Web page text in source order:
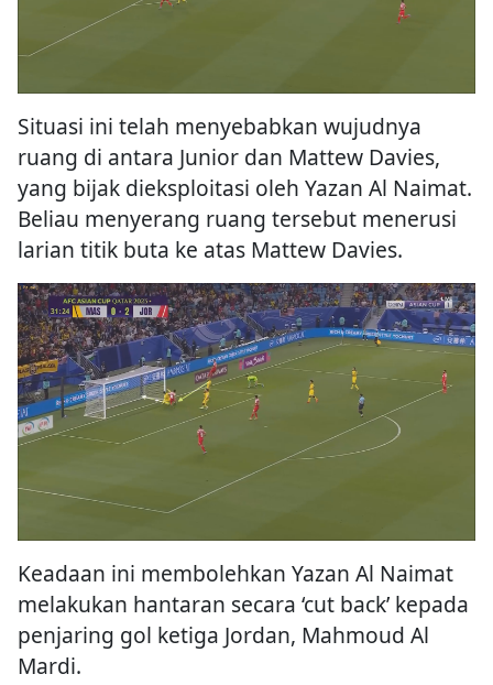
Situasi ini telah menyebabkan wujudnya
ruang di antara Junior dan Mattew Davies,
yang bijak dieksploitasi oleh Yazan Al Naimat.
Beliau menyerang ruang tersebut menerusi
larian titik buta ke atas Mattew Davies.
Keadaan ini membolehkan Yazan Al Naimat
melakukan hantaran secara ‘cut back’ kepada
penjaring gol ketiga Jordan, Mahmoud Al
Mardi.